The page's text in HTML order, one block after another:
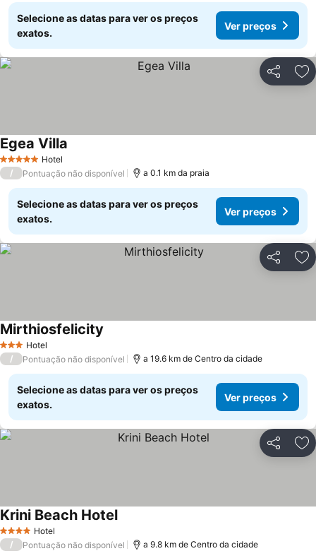
Selecione as datas para ver os preços
exatos.
Ver preços
Partilhar
5 Estrelas Hotel
Egea Villa
/ Pontuação não disponível a 0.1 km da praia
Selecione as datas para ver os preços
exatos.
Ver preços
Partilhar
3 EstrelasHotel
Mirthiosfelicity
/ Pontuação não disponível a 19.6 km de Centro da cidade
Selecione as datas para ver os preços
exatos.
Ver preços
Partilhar
4 EstrelasHotel
Krini Beach Hotel
/ Pontuação não disponível a 9.8 km de Centro da cidade